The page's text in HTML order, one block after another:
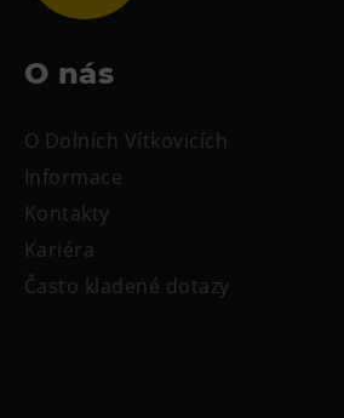
O nás
O Dolních Vítkovicích
Informace
Kontakty
Kariéra
Často kladené dotazy